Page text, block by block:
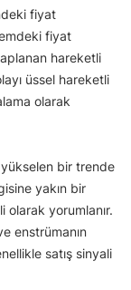
fiyat
fiyat
hareketli
üssel hareketli
olarak
bir trende
yakın bir
olarak yorumlanır.
enstrümanın
satış sinyali